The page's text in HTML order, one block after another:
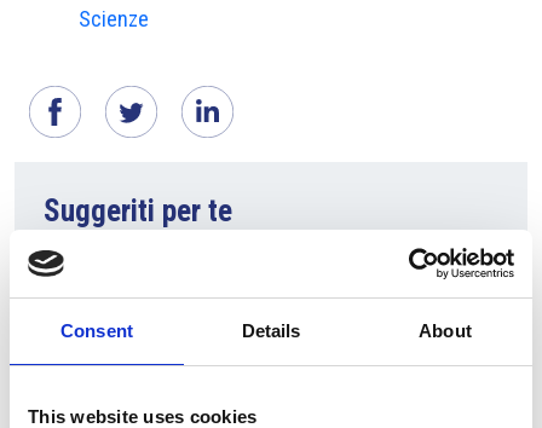
Consent Details About
This website uses cookies
Scienze
Suggeriti per te